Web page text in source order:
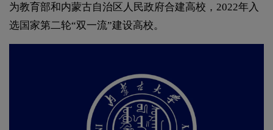
为教育部和内蒙古自治区人民政府合建高校，2022年入
选国家第二轮“双一流”建设高校。